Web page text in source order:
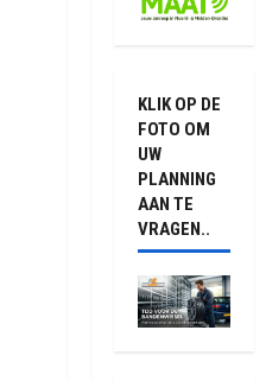
KLIK OP DE
FOTO OM
UW
PLANNING
AAN TE
VRAGEN..